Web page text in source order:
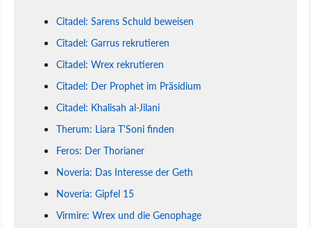
Citadel: Sarens Schuld beweisen
Citadel: Garrus rekrutieren
Citadel: Wrex rekrutieren
Citadel: Der Prophet im Präsidium
Citadel: Khalisah al-Jilani
Therum: Liara T'Soni finden
Feros: Der Thorianer
Noveria: Das Interesse der Geth
Noveria: Gipfel 15
Virmire: Wrex und die Genophage